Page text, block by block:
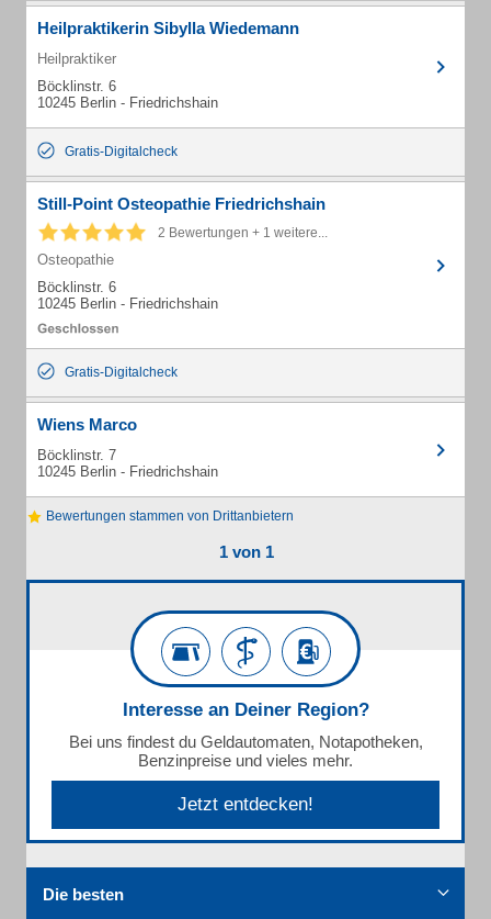
Heilpraktikerin Sibylla Wiedemann
Heilpraktiker
Böcklinstr. 6
10245 Berlin - Friedrichshain
Gratis-Digitalcheck
Still-Point Osteopathie Friedrichshain
2 Bewertungen + 1 weitere...
Osteopathie
Böcklinstr. 6
10245 Berlin - Friedrichshain
Gratis-Digitalcheck
Wiens Marco
Böcklinstr. 7
10245 Berlin - Friedrichshain
Bewertungen stammen von Drittanbietern
1 von 1
Interesse an Deiner Region?
Bei uns findest du Geldautomaten, Notapotheken,
Benzinpreise und vieles mehr.
Jetzt entdecken!
Die besten